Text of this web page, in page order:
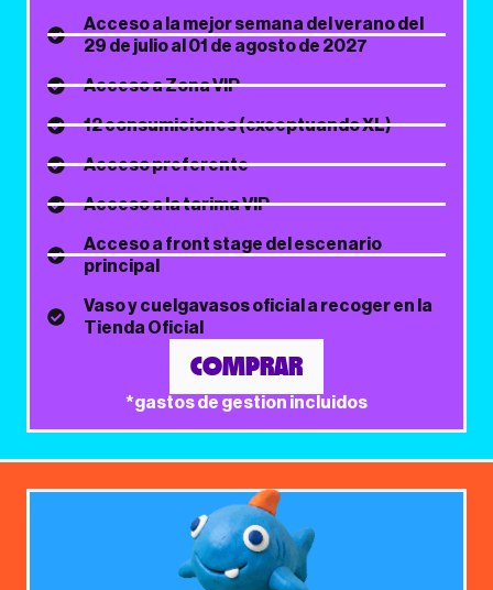
Acceso a la mejor semana del verano del
29 de julio al 01 de agosto de 2027
Acceso a Zona VIP
12 consumiciones (exceptuando XL)
Acceso preferente
Acceso a la tarima VIP
Acceso a front stage del escenario
principal
Vaso y cuelgavasos oficial a recoger en la
Tienda Oficial
COMPRAR
*gastos de gestion incluidos